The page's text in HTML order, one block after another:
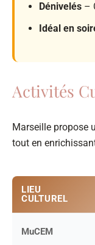
Dénivelés –
Idéal en
Activités
Marseille propose
tout en
LIEU
CULTUREL
MuCEM